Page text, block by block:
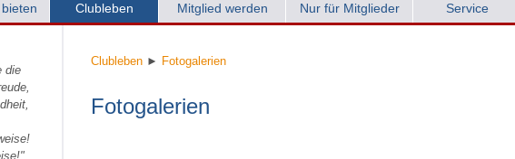
Clubleben Mitglied werden Nur für Mitglieder Service
die
Clubleben ► Fotogalerien
Fotogalerien